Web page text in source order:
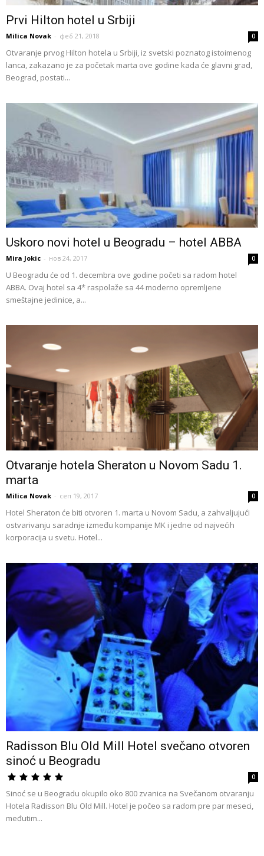
Prvi Hilton hotel u Srbiji
Milica Novak - феб 21, 2018 0
Otvaranje prvog Hilton hotela u Srbiji, iz svetski poznatog istoimenog
lanca, zakazano je za početak marta ove godine kada će glavni grad,
Beograd, postati...
Uskoro novi hotel u Beogradu – hotel ABBA
Mira Jokic - нов 24, 2017 0
U Beogradu će od 1. decembra ove godine početi sa radom hotel
ABBA. Ovaj hotel sa 4* raspolaže sa 44 moderno opremljene
smeštajne jedinice, a...
Otvaranje hotela Sheraton u Novom Sadu 1.
marta
Milica Novak - сеп 19, 2017 0
Hotel Sheraton će biti otvoren 1. marta u Novom Sadu, a zahvaljujući
ostvarivanju saradnje između kompanije MK i jedne od najvećih
korporacija u svetu. Hotel...
Radisson Blu Old Mill Hotel svečano otvoren
sinoć u Beogradu
0
Sinoć se u Beogradu okupilo oko 800 zvanica na Svečanom otvaranju
Hotela Radisson Blu Old Mill. Hotel je počeo sa radom pre par meseci,
međutim...